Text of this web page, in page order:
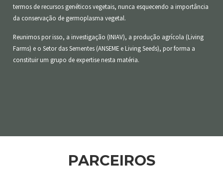
termos de recursos genéticos vegetais, nunca esquecendo a importância
da conservação de germoplasma vegetal.
Reunimos por isso, a investigação (INIAV), a produção agrícola (Living
Farms) e o Setor das Sementes (ANSEME e Living Seeds), por forma a
constituir um grupo de expertise nesta matéria.
PARCEIROS